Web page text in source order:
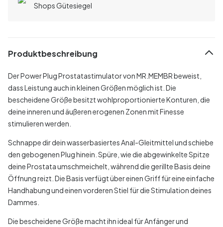
Shops Gütesiegel
Produktbeschreibung
Der Power Plug Prostatastimulator von MR.MEMBR beweist,
dass Leistung auch in kleinen Größen möglich ist. Die
bescheidene Größe besitzt wohlproportionierte Konturen, die
deine inneren und äußeren erogenen Zonen mit Finesse
stimulieren werden.
Schnappe dir dein wasserbasiertes Anal-Gleitmittel und schiebe
den gebogenen Plug hinein. Spüre, wie die abgewinkelte Spitze
deine Prostata umschmeichelt, während die gerillte Basis deine
Öffnung reizt. Die Basis verfügt über einen Griff für eine einfache
Handhabung und einen vorderen Stiel für die Stimulation deines
Dammes.
Die bescheidene Größe macht ihn ideal für Anfänger und